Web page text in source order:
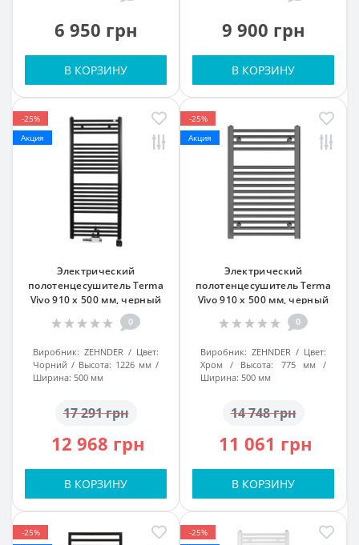
6 950 грн
В КОРЗИНУ
9 900 грн
В КОРЗИНУ
-25%
Акция
Электрический
полотенцесушитель Terma
Vivo 910 x 500 мм, черный
0
Виробник: ZEHNDER
Цвет:
Чорний
Высота: 1226 мм
Ширина: 500 мм
17 291 грн
12 968 грн
В КОРЗИНУ
-25%
Акция
Электрический
полотенцесушитель Terma
Vivo 910 x 500 мм, черный
0
Виробник: ZEHNDER
Цвет:
Хром
Высота:
775 мм
Ширина: 500 мм
14 748 грн
11 061 грн
В КОРЗИНУ
-25%
-25%